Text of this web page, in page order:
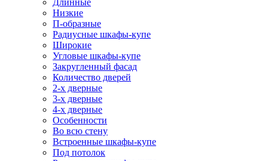
Длинные
Низкие
П-образные
Радиусные шкафы-купе
Широкие
Угловые шкафы-купе
Закругленный фасад
Количество дверей
2-х дверные
3-х дверные
4-х дверные
Особенности
Во всю стену
Встроенные шкафы-купе
Под потолок